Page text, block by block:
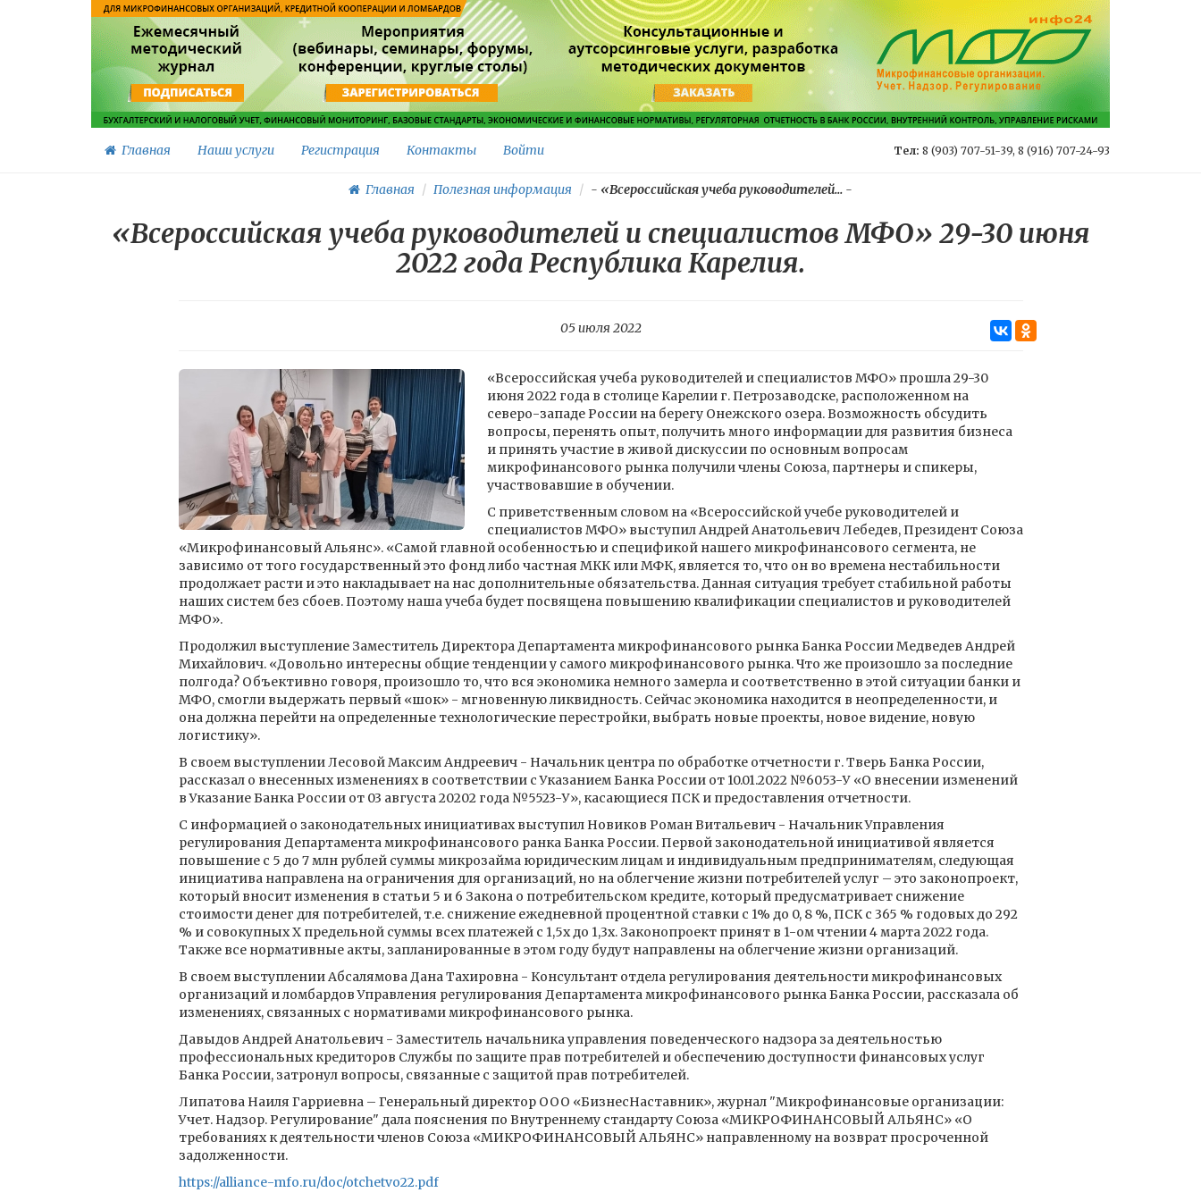
Главная Наши услуги Регистрация Контакты Войти Тел: 8 (903) 707-51-39, 8 (916) 707-24-93
Главная Полезная информация - «Всероссийская учеба руководителей... -
«Всероссийская учеба руководителей и специалистов МФО» 29-30 июня
2022 года Республика Карелия.
05 июля 2022
«Всероссийская учеба руководителей и специалистов МФО» прошла 29-30
июня 2022 года в столице Карелии г. Петрозаводске, расположенном на
северо-западе России на берегу Онежского озера. Возможность обсудить
вопросы, перенять опыт, получить много информации для развития бизнеса
и принять участие в живой дискуссии по основным вопросам
микрофинансового рынка получили члены Союза, партнеры и спикеры,
участвовавшие в обучении.
С приветственным словом на «Всероссийской учебе руководителей и
специалистов МФО» выступил Андрей Анатольевич Лебедев, Президент Союза
«Микрофинансовый Альянс». «Самой главной особенностью и спецификой нашего микрофинансового сегмента, не
зависимо от того государственный это фонд либо частная МКК или МФК, является то, что он во времена нестабильности
продолжает расти и это накладывает на нас дополнительные обязательства. Данная ситуация требует стабильной работы
наших систем без сбоев. Поэтому наша учеба будет посвящена повышению квалификации специалистов и руководителей
МФО».
Продолжил выступление Заместитель Директора Департамента микрофинансового рынка Банка России Медведев Андрей
Михайлович. «Довольно интересны общие тенденции у самого микрофинансового рынка. Что же произошло за последние
полгода? Объективно говоря, произошло то, что вся экономика немного замерла и соответственно в этой ситуации банки и
МФО, смогли выдержать первый «шок» - мгновенную ликвидность. Сейчас экономика находится в неопределенности, и
она должна перейти на определенные технологические перестройки, выбрать новые проекты, новое видение, новую
логистику».
В своем выступлении Лесовой Максим Андреевич - Начальник центра по обработке отчетности г. Тверь Банка России,
рассказал о внесенных изменениях в соответствии с Указанием Банка России от 10.01.2022 №6053-У «О внесении изменений
в Указание Банка России от 03 августа 20202 года №5523-У», касающиеся ПСК и предоставления отчетности.
С информацией о законодательных инициативах выступил Новиков Роман Витальевич - Начальник Управления
регулирования Департамента микрофинансового ранка Банка России. Первой законодательной инициативой является
повышение с 5 до 7 млн рублей суммы микрозайма юридическим лицам и индивидуальным предпринимателям, следующая
инициатива направлена на ограничения для организаций, но на облегчение жизни потребителей услуг – это законопроект,
который вносит изменения в статьи 5 и 6 Закона о потребительском кредите, который предусматривает снижение
стоимости денег для потребителей, т.е. снижение ежедневной процентной ставки с 1% до 0, 8 %, ПСК с 365 % годовых до 292
% и совокупных Х предельной суммы всех платежей с 1,5х до 1,3х. Законопроект принят в 1-ом чтении 4 марта 2022 года.
Также все нормативные акты, запланированные в этом году будут направлены на облегчение жизни организаций.
В своем выступлении Абсалямова Дана Тахировна - Консультант отдела регулирования деятельности микрофинансовых
организаций и ломбардов Управления регулирования Департамента микрофинансового рынка Банка России, рассказала об
изменениях, связанных с нормативами микрофинансового рынка.
Давыдов Андрей Анатольевич - Заместитель начальника управления поведенческого надзора за деятельностью
профессиональных кредиторов Службы по защите прав потребителей и обеспечению доступности финансовых услуг
Банка России, затронул вопросы, связанные с защитой прав потребителей.
Липатова Наиля Гарриевна – Генеральный директор ООО «БизнесНаставник», журнал "Микрофинансовые организации:
Учет. Надзор. Регулирование" дала пояснения по Внутреннему стандарту Союза «МИКРОФИНАНСОВЫЙ АЛЬЯНС» «О
требованиях к деятельности членов Союза «МИКРОФИНАНСОВЫЙ АЛЬЯНС» направленному на возврат просроченной
задолженности.
https://alliance-mfo.ru/doc/otchetvо22.pdf